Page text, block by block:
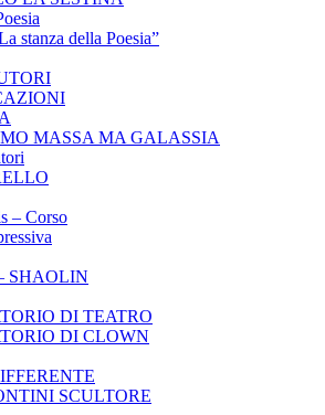
stanza della Poesia”
MASSA MA GALASSIA
– Corso
SHAOLIN
DI TEATRO
DI CLOWN
SCULTORE